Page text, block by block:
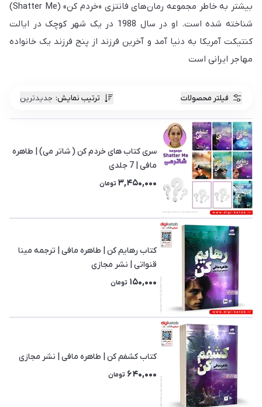
بیشتر به خاطر مجموعه رمان‌های فانتزی «خردم کن» (Shatter Me)
شناخته شده است. او در سال 1988 در یک شهر کوچک در ایالت
کنتیکت آمریکا به دنیا آمد و آخرین فرزند از پنج فرزند یک خانواده
مهاجر ایرانی است
فیلتر محصولات ترتیب نمایش: جدیدترین
سری کتاب های خردم کن ( شاتر می) | طاهره
مافی | 7 جلدی
3,450,000 تومان
کتاب رهایم کن | طاهره مافی | ترجمه مینا
قنواتی | نشر مجازی
150,000 تومان
کتاب کشفم کن | طاهره مافی | نشر مجازی
640,000 تومان